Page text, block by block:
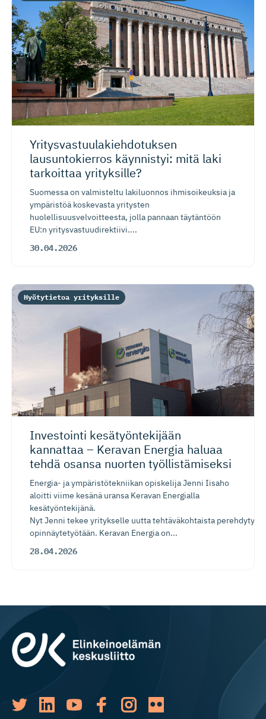
Yritysvas­tuu­la­kieh­do­tuksen
lausuntokierros käynnistyi: mitä laki
tarkoittaa yrityksille?
Suomessa on valmisteltu lakiluonnos ihmisoikeuksia ja
ympäristöä koskevasta yritysten
huolellisuusvelvoitteesta, jolla pannaan täytäntöön
EU:n yritysvastuudirektiivi....
30.04.2026
Investointi kesätyönte­kijään
kannattaa – Keravan Energia haluaa
tehdä osansa nuorten työllistä­miseksi
Energia- ja ympäristötekniikan opiskelija Jenni Iisaho
aloitti viime kesänä uransa Keravan Energialla
kesätyöntekijänä.
Nyt Jenni tekee yritykselle uutta tehtäväkohtaista
opinnäytetyötään. Keravan Energia on...
28.04.2026
Hyötytietoa yrityksille